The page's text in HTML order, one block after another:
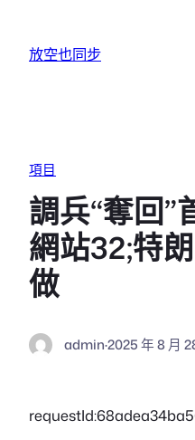
放空也同步
項目
調兵“奪回
網站32;特
做
admin·2025 年 8 月